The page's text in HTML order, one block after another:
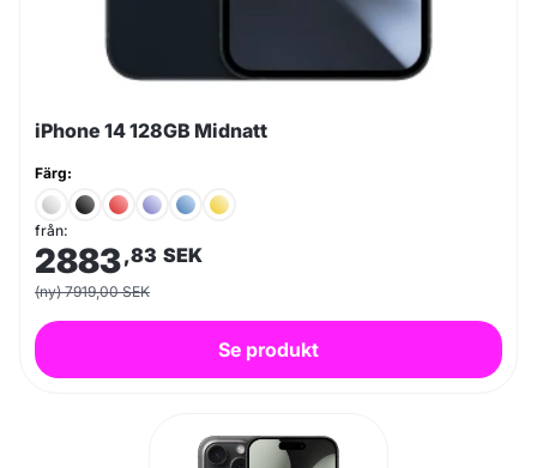
iPhone 14 128GB Midnatt
Färg:
från:
2883,83 SEK
(ny) 7919,00 SEK
Se produkt